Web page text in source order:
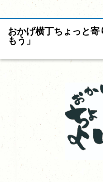
おかげ横丁ちょっと
もう」